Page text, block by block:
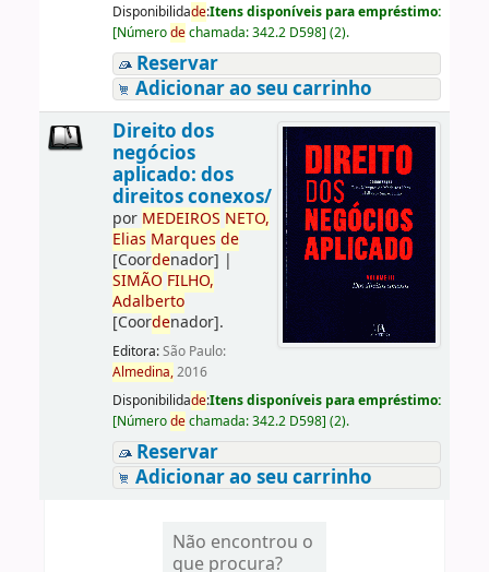
Disponibilidade:Itens disponíveis para empréstimo:
[Númerodechamada:342.2 D598] (2).
Reservar
Adicionar ao seu carrinho
Direito dos
negócios
aplicado: dos
direitos conexos/
por MEDEIROS NETO,
Elias Marques de
[Coordenador] |
SIMÃO FILHO,
Adalberto
[Coordenador].
Editora:São Paulo:
Almedina,2016
Disponibilidade:Itens disponíveis para empréstimo:
[Númerodechamada:342.2 D598] (2).
Reservar
Adicionar ao seu carrinho
Não encontrou o
que procura?